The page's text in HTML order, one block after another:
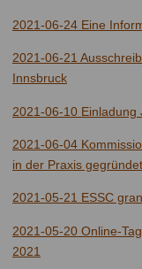
2021-06-24 Eine
2021-06-21
Innsbruck
2021-06-10 Einladung
2021-06-04
in der Praxis gegründet
2021-05-21 ESSC
2021-05-20 Online-
2021